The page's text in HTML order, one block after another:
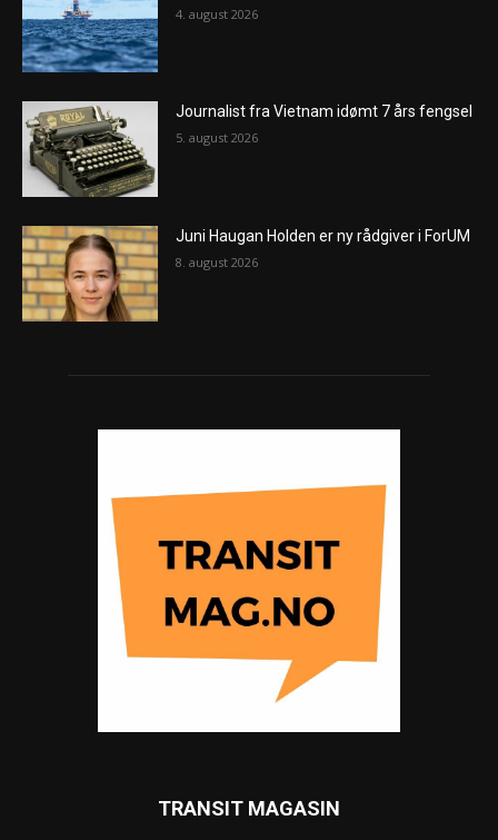
4. august 2026
Journalist fra Vietnam idømt 7 års fengsel
5. august 2026
Juni Haugan Holden er ny rådgiver i ForUM
8. august 2026
TRANSIT MAGASIN